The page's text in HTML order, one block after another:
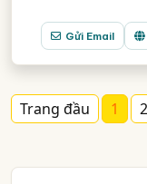
Gửi Email
Trang đầu 1 2